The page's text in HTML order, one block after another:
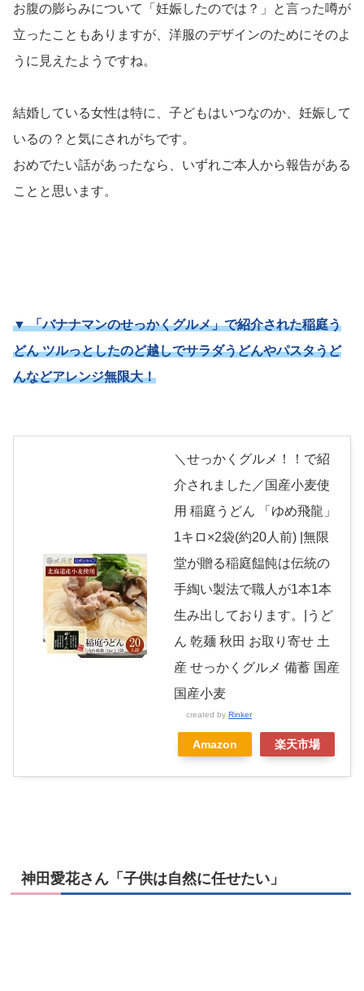
お腹の膨らみについて「妊娠したのでは？」と言った噂が
立ったこともありますが、洋服のデザインのためにそのよ
うに見えたようですね。
結婚している女性は特に、子どもはいつなのか、妊娠して
いるの？と気にされがちです。
おめでたい話があったなら、いずれご本人から報告がある
ことと思います。
▼ 「バナナマンのせっかくグルメ」で紹介された稲庭う
どん ツルっとしたのど越しでサラダうどんやパスタうど
んなどアレンジ無限大！
＼せっかくグルメ！！で紹
介されました／国産小麦使
用 稲庭うどん 「ゆめ飛龍」
1キロ×2袋(約20人前) |無限
堂が贈る稲庭饂飩は伝統の
手綯い製法で職人が1本1本
生み出しております。|うど
ん 乾麺 秋田 お取り寄せ 土
産 せっかくグルメ 備蓄 国産
国産小麦
created by Rinker
Amazon 楽天市場
神田愛花さん「子供は自然に任せたい」